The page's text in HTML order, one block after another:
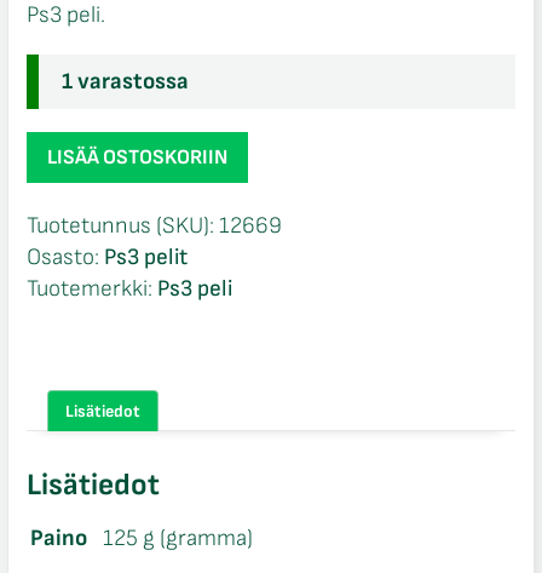
Ps3 peli.
1 varastossa
FIFA
18
Edition
CIB
Ps3
LISÄÄ OSTOSKORIIN
Tuotetunnus (SKU): 12669
Osasto: Ps3 pelit
Tuotemerkki: Ps3 peli
Lisätiedot
Lisätiedot
Paino 125 g (gramma)